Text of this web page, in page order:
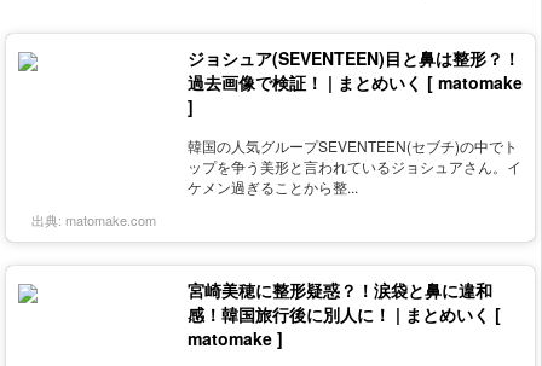
ジョシュア(SEVENTEEN)目と鼻は整形？！
過去画像で検証！ | まとめいく [ matomake
]
韓国の人気グループSEVENTEEN(セブチ)の中でト
ップを争う美形と言われているジョシュアさん。イ
ケメン過ぎることから整...
出典: matomake.com
宮崎美穂に整形疑惑？！涙袋と鼻に違和
感！韓国旅行後に別人に！ | まとめいく [
matomake ]